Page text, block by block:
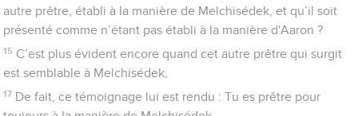
autre prêtre, établi à la manière de Melchisédek, et qu’il soit
présenté comme n’étant pas établi à la manière d'Aaron ?
15 C’est plus évident encore quand cet autre prêtre qui surgit
est semblable à Melchisédek,
17 De fait, ce témoignage lui est rendu : Tu es prêtre pour